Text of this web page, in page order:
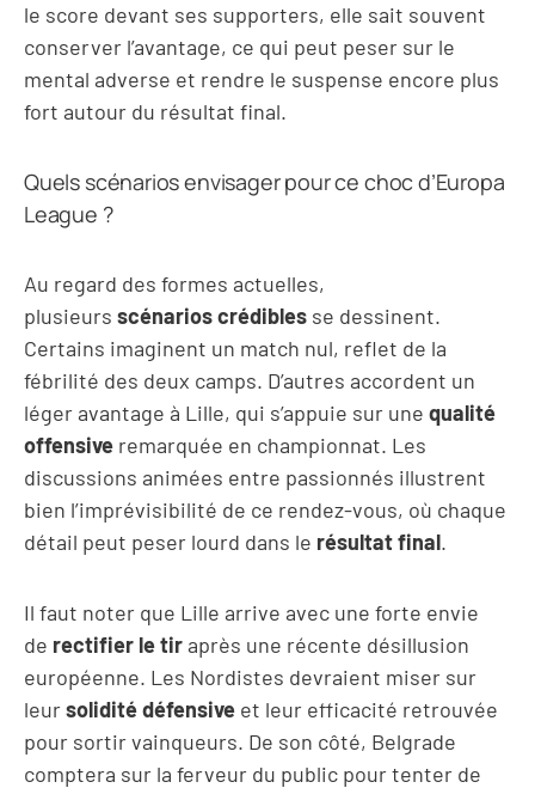
le score devant ses supporters, elle sait souvent
conserver l’avantage, ce qui peut peser sur le
mental adverse et rendre le suspense encore plus
fort autour du résultat final.
Quels scénarios envisager pour ce choc d’Europa
League ?
Au regard des formes actuelles,
plusieurs scénarios crédibles se dessinent.
Certains imaginent un match nul, reflet de la
fébrilité des deux camps. D’autres accordent un
léger avantage à Lille, qui s’appuie sur une qualité
offensive remarquée en championnat. Les
discussions animées entre passionnés illustrent
bien l’imprévisibilité de ce rendez-vous, où chaque
détail peut peser lourd dans le résultat final.
Il faut noter que Lille arrive avec une forte envie
de rectifier le tir après une récente désillusion
européenne. Les Nordistes devraient miser sur
leursolidité défensive et leur efficacité retrouvée
pour sortir vainqueurs. De son côté, Belgrade
comptera sur la ferveur du public pour tenter de